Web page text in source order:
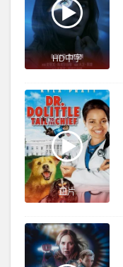
HD中字
正片